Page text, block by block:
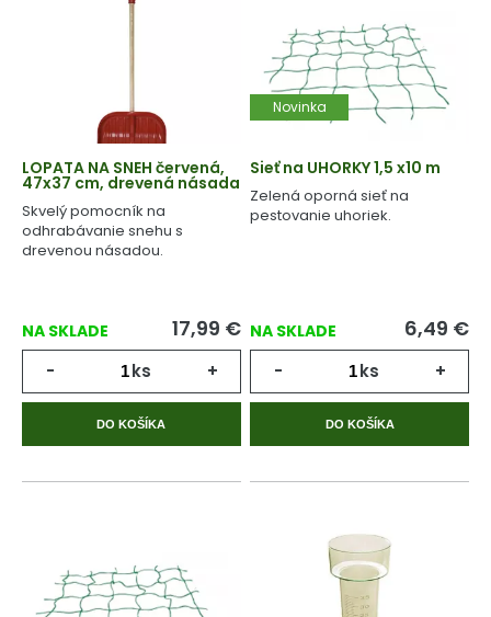
LOPATA NA SNEH červená,
47x37 cm, drevená násada
Skvelý pomocník na
odhrabávanie snehu s
drevenou násadou.
NA SKLADE 17,99 €
- ks +
DO KOŠÍKA
Novinka
Sieť na UHORKY 1,5 x10 m
Zelená oporná sieť na
pestovanie uhoriek.
NA SKLADE 6,49 €
- ks +
DO KOŠÍKA